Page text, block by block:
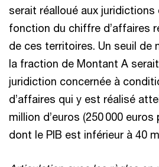
serait réalloué aux juridictions
fonction du chiffre d’affaires
de ces territoires. Un seuil de
la fraction de Montant A
juridiction concernée à
d’affaires qui y est réalisé
million d’euros (250 000
dont le PIB est inférieur à 40